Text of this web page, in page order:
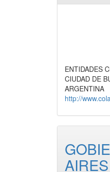
ENTIDADES
CIUDAD DE
ARGENTINA
http://
AIRES